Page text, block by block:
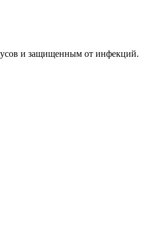
и защищенным от инфекций.